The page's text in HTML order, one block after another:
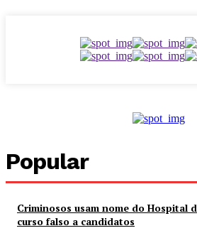
Popular
Criminosos usam nome do Hospital
curso falso a candidatos